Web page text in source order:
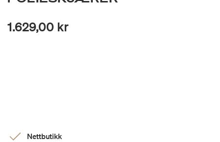
1.629,00 kr
Nettbutikk